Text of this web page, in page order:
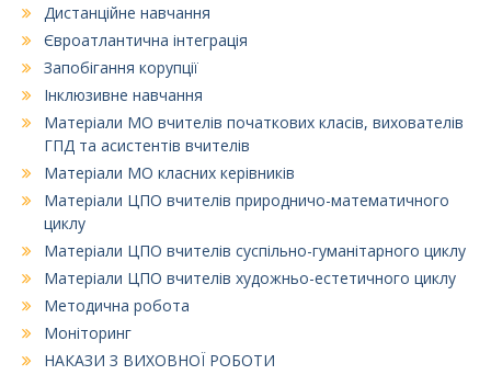
Дистанційне навчання
Євроатлантична інтеграція
Запобігання корупції
Інклюзивне навчання
Матеріали МО вчителів початкових класів, вихователів
ГПД та асистентів вчителів
Матеріали МО класних керівників
Матеріали ЦПО вчителів природничо-математичного
циклу
Матеріали ЦПО вчителів суспільно-гуманітарного циклу
Матеріали ЦПО вчителів художньо-естетичного циклу
Методична робота
Моніторинг
НАКАЗИ З ВИХОВНОЇ РОБОТИ